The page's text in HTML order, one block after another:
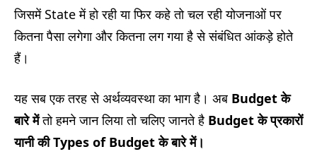
जिसमें State में हो रही या फिर कहे तो चल रही योजनाओं पर
कितना पैसा लगेगा और कितना लग गया है से संबंधित आंकड़े होते
हैं।
यह सब एक तरह से अर्थव्यवस्था का भाग है। अब Budget के
बारे मेंतो हमने जान लिया तो चलिए जानते है Budget के प्रकारों
यानी की Types of Budget के बारे में।